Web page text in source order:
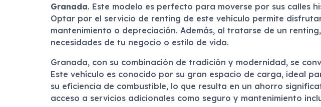
Granada. Este modelo es perfecto para moverse por sus calles
Optar por el servicio de renting de este vehículo permite
mantenimiento o depreciación. Además, al tratarse de un
necesidades de tu negocio o estilo de vida.
Granada, con su combinación de tradición y modernidad, se
Este vehículo es conocido por su gran espacio de carga, ideal
su eficiencia de combustible, lo que resulta en un ahorro
acceso a servicios adicionales como seguro y mantenimiento